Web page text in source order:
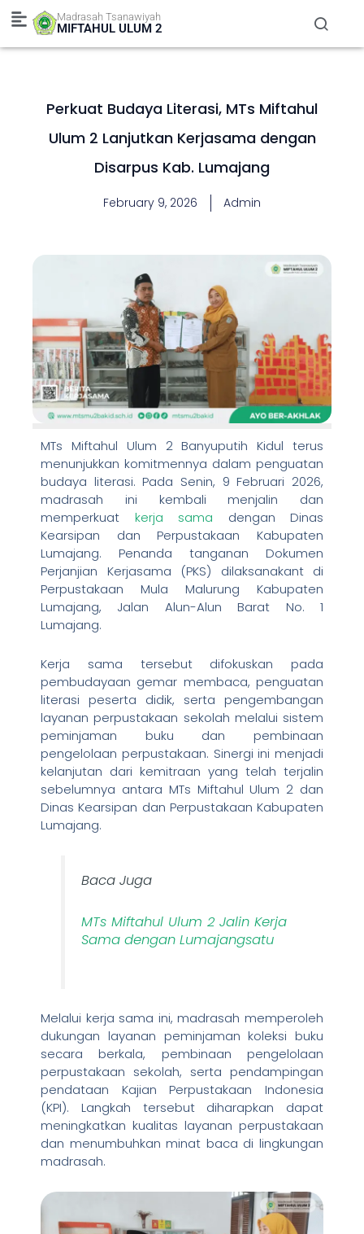
Skip
content
Madrasah Tsanawiyah
MIFTAHUL ULUM 2
Perkuat Budaya Literasi, MTs Miftahul
Ulum 2 Lanjutkan Kerjasama dengan
Disarpus Kab. Lumajang
February 9, 2026 Admin
MTs Miftahul Ulum 2 Banyuputih Kidul terus
menunjukkan komitmennya dalam penguatan
budaya literasi. Pada Senin, 9 Februari 2026,
madrasah ini kembali menjalin dan
memperkuat kerja sama dengan Dinas
Kearsipan dan Perpustakaan Kabupaten
Lumajang. Penanda tanganan Dokumen
Perjanjian Kerjasama (PKS) dilaksanakant di
Perpustakaan Mula Malurung Kabupaten
Lumajang, Jalan Alun-Alun Barat No. 1
Lumajang.
Kerja sama tersebut difokuskan pada
pembudayaan gemar membaca, penguatan
literasi peserta didik, serta pengembangan
layanan perpustakaan sekolah melalui sistem
peminjaman buku dan pembinaan
pengelolaan perpustakaan. Sinergi ini menjadi
kelanjutan dari kemitraan yang telah terjalin
sebelumnya antara MTs Miftahul Ulum 2 dan
Dinas Kearsipan dan Perpustakaan Kabupaten
Lumajang.
Baca Juga
MTs Miftahul Ulum 2 Jalin Kerja
Sama dengan Lumajangsatu
Melalui kerja sama ini, madrasah memperoleh
dukungan layanan peminjaman koleksi buku
secara berkala, pembinaan pengelolaan
perpustakaan sekolah, serta pendampingan
pendataan Kajian Perpustakaan Indonesia
(KPI). Langkah tersebut diharapkan dapat
meningkatkan kualitas layanan perpustakaan
dan menumbuhkan minat baca di lingkungan
madrasah.